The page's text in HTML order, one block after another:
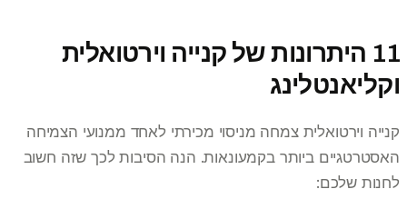
11 היתרונות של קנייה וירטואלית
וקליאנטלינג
קנייה וירטואלית צמחה מניסוי מכירתי לאחד ממנועי הצמיחה
האסטרטגיים ביותר בקמעונאות. הנה הסיבות לכך שזה חשוב
לחנות שלכם: